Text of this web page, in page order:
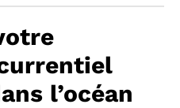
l’océan